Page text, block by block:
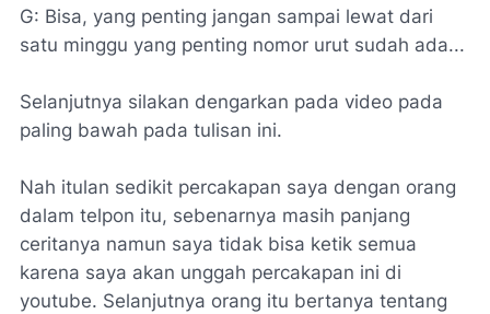
G: Bisa, yang penting jangan sampai lewat dari
satu minggu yang penting nomor urut sudah ada...
Selanjutnya silakan dengarkan pada video pada
paling bawah pada tulisan ini.
Nah itulan sedikit percakapan saya dengan orang
dalam telpon itu, sebenarnya masih panjang
ceritanya namun saya tidak bisa ketik semua
karena saya akan unggah percakapan ini di
youtube. Selanjutnya orang itu bertanya tentang